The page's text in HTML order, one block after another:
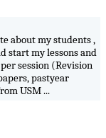
about my students ,
start my lessons and
session (Revision
pastyear
USM ...